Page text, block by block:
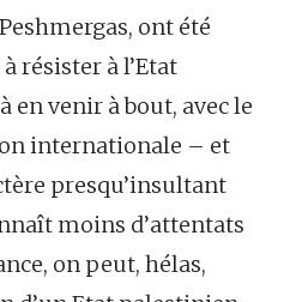
ont été
résister à l’Etat
en venir à bout, avec le
internationale – et
presqu’insultant
moins d’attentats
on peut, hélas,